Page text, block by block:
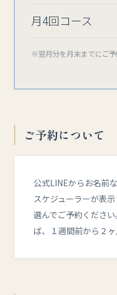
月4回コース
※翌月分を月末までにご
ご予約について
公式LINEからお名前
スケジューラーが表
選んでご予約くださ
ば、１週間前から２